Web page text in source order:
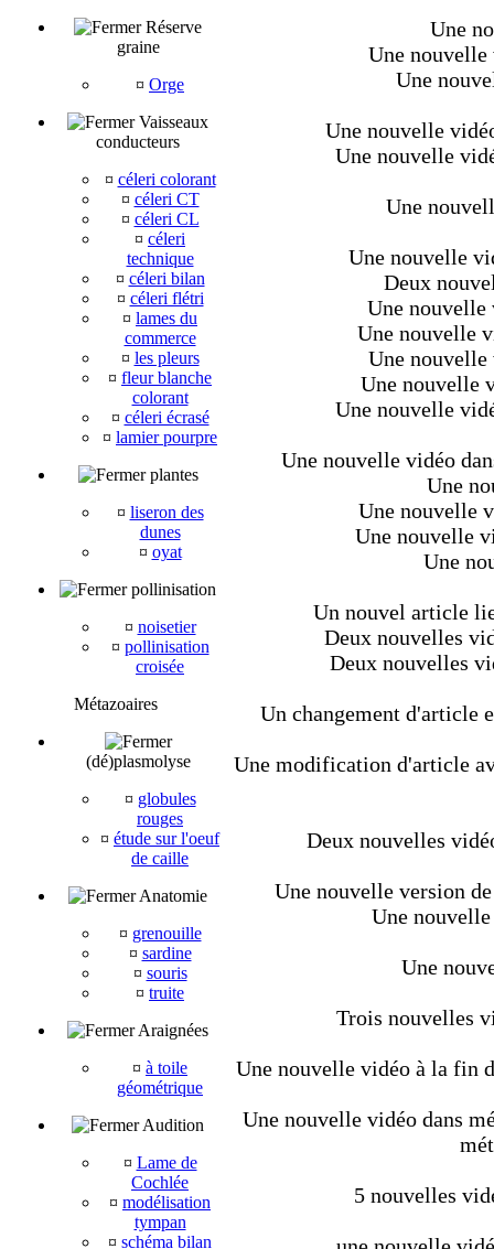
Réserve
graine
¤ Orge
Vaisseaux
conducteurs
¤ céleri colorant
¤ céleri CT
¤ céleri CL
¤ céleri
technique
¤ céleri bilan
¤ céleri flétri
¤ lames du
commerce
¤ les pleurs
¤ fleur blanche
colorant
¤ céleri écrasé
¤ lamier pourpre
plantes
¤ liseron des
dunes
¤ oyat
pollinisation
¤ noisetier
¤ pollinisation
croisée
Métazoaires
(dé)plasmolyse
¤ globules
rouges
¤ étude sur l'oeuf
de caille
Anatomie
¤ grenouille
¤ sardine
¤ souris
¤ truite
Araignées
¤ à toile
géométrique
Audition
¤ Lame de
Cochlée
¤ modélisation
tympan
¤ schéma bilan
Une
Une nouvelle
Une
Une nouvelle
Une nouvelle
Une
Une nouvelle
Deux
Une nouvelle
Une nouvelle
Une nouvelle
Une nouvelle
Une nouvelle
Une nouvelle vidéo
Une
Une nouvelle
Une nouvelle
Une
Un nouvel article
Deux nouvelles
Deux nouvelles
Un changement d'article
Une modification d'article
Deux nouvelles
Une nouvelle version
Une
Une
Trois nouvelles
Une nouvelle vidéo à la fin
Une nouvelle vidéo dans
5 nouvelles